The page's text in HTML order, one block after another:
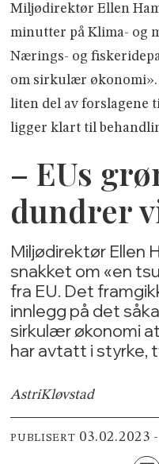
Miljødirektør Ellen
minutter på Klima- og
Nærings- og
om sirkulær økonomi».
liten del av forslagene
ligger klart til
– EUs
dundrer
Miljødirektør Ellen
snakket om «en
fra EU. Det
innlegg på det
sirkulær økonomi
har avtatt i styrke,
AstriKløvstad
PUBLISERT 03.02.2023